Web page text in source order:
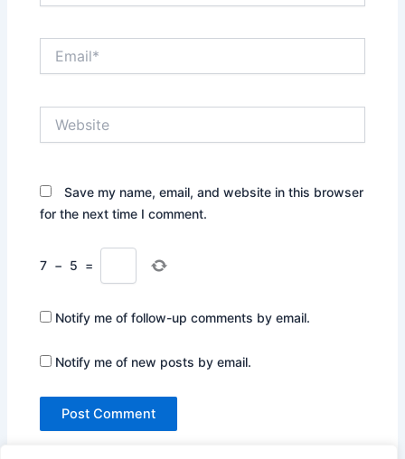
Save my name, email, and website in this browser
for the next time I comment.
7 − 5 =
Notify me of follow-up comments by email.
Notify me of new posts by email.